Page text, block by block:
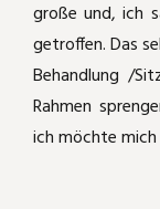
große und, ich
getroffen. Das
Behandlung /
Rahmen
ich möchte mich